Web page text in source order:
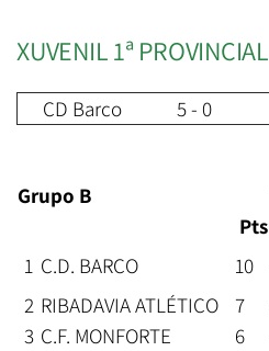
XUVENIL 1ª PROVINCIAL
CD Barco 5 - 0
Grupo B
Pts
1 C.D. BARCO 10
2 RIBADAVIA ATLÉTICO 7
3 C.F. MONFORTE 6